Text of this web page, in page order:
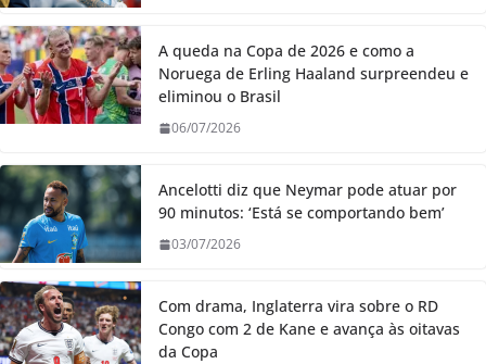
A queda na Copa de 2026 e como a
Noruega de Erling Haaland surpreendeu e
eliminou o Brasil
06/07/2026
Ancelotti diz que Neymar pode atuar por
90 minutos: ‘Está se comportando bem’
03/07/2026
Com drama, Inglaterra vira sobre o RD
Congo com 2 de Kane e avança às oitavas
da Copa